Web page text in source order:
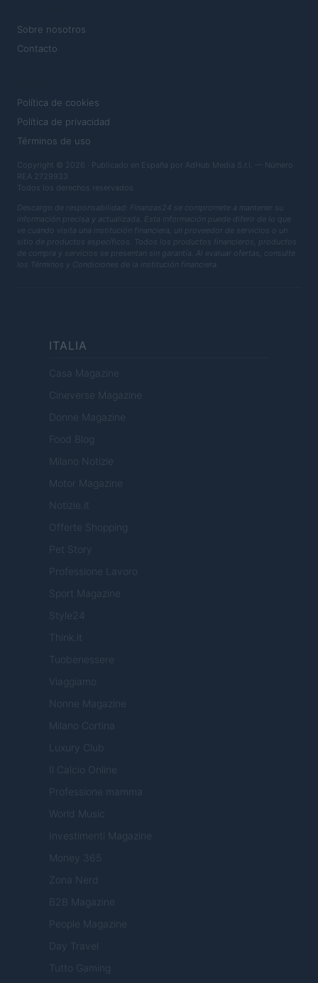
Sobre nosotros
Contacto
Política de cookies
Política de privacidad
Términos de uso
Copyright © 2026 · Publicado en España por AdHub Media S.r.l. — Número
REA 2729933
Todos los derechos reservados
Descargo de responsabilidad: Finanzas24 se compromete a mantener su
información precisa y actualizada. Esta información puede diferir de lo que
ve cuando visita una institución financiera, un proveedor de servicios o un
sitio de productos específicos. Todos los productos financieros, productos
de compra y servicios se presentan sin garantía. Al evaluar ofertas, consulte
los Términos y Condiciones de la institución financiera.
ITALIA
Casa Magazine
Cineverse Magazine
Donne Magazine
Food Blog
Milano Notizie
Motor Magazine
Notizie.it
Offerte Shopping
Pet Story
Professione Lavoro
Sport Magazine
Style24
Think.it
Tuobenessere
Viaggiamo
Nonne Magazine
Milano Cortina
Luxury Club
Il Calcio Online
Professione mamma
World Music
Investimenti Magazine
Money 365
Zona Nerd
B2B Magazine
People Magazine
Day Travel
Tutto Gaming